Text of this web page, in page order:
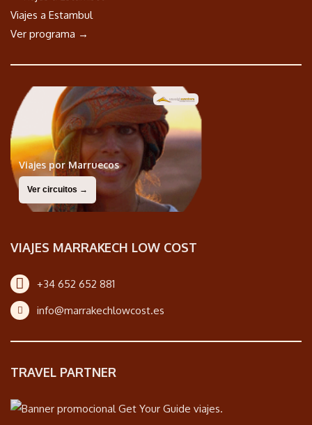
Viajes a Estambul
Ver programa →
Viajes por Marruecos
Ver circuitos →
VIAJES MARRAKECH LOW COST
+34 652 652 881
info@marrakechlowcost.es
TRAVEL PARTNER